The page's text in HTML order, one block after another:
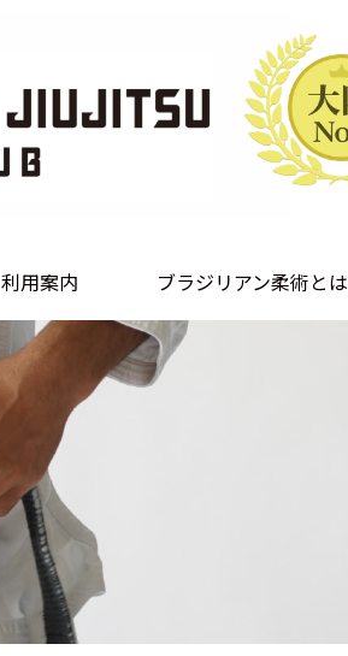
利用案内 ブラジリアン柔術とは